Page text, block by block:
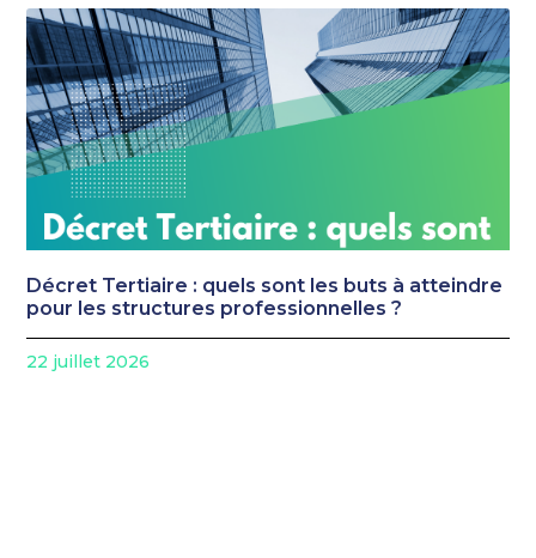
Décret Tertiaire : quels sont les buts à atteindre
pour les structures professionnelles ?
22 juillet 2026